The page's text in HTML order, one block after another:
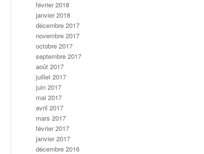
février 2018
janvier 2018
décembre 2017
novembre 2017
octobre 2017
septembre 2017
août 2017
juillet 2017
juin 2017
mai 2017
avril 2017
mars 2017
février 2017
janvier 2017
décembre 2016